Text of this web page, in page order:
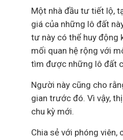
Một nhà đầu tư tiết lộ,
giá của những lô đất
tư này có thể huy động
mối quan hệ rộng với
tìm được những lô đất
Người này cũng cho
gian trước đó. Vì vậy,
chu kỳ mới.
Chia sẻ với phóng viên,